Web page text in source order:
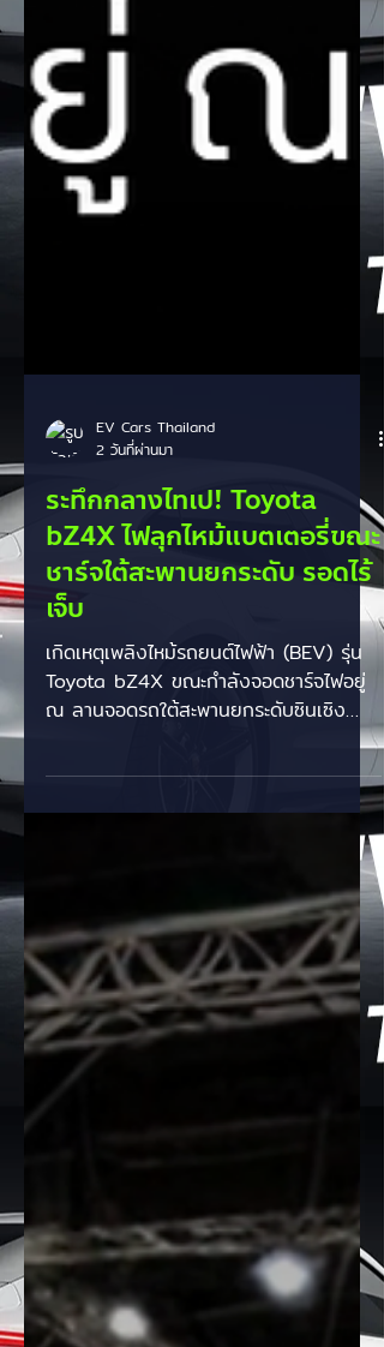
EV Cars Thailand
2 วันที่ผ่านมา
ระทึกกลางไทเป! Toyota
bZ4X ไฟลุกไหม้แบตเตอรี่ขณะ
ชาร์จใต้สะพานยกระดับ รอดไร้
เจ็บ
เกิดเหตุเพลิงไหม้รถยนต์ไฟฟ้า (BEV) รุ่น
Toyota bZ4X ขณะกำลังจอดชาร์จไฟอยู่
ณ ลานจอดรถใต้สะพานยกระดับซินเซิง
(Xinsheng High-Speed Overpass) ใน
เขตจงซาน กรุงไทเป ประเทศไต้หวัน ช่วง
เช้าวันที่ 3 สิงหาคม 2026 รายละเอียดใน
เริ่มขึ้นจากกลุ่มแบตเตอรี่บริเวณใต้อกตัว
รถยนต์ไฟฟ้าขณะเสียบสายชาร์จไฟ ส่งผล
ให้เกิดกลุ่มควันหนาแน่นและไฟลุกไหม้อย่าง
รุนแรง - การระงับเหตุ: เจ้าหน้าที่ดับเพลิง
กรุงไทเปนำกำลังพร้อมรถน้ำเข้าระงับเหตุ
โดยระดมฉีดน้ำเพื่อลดคว